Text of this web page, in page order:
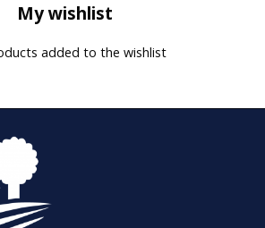
My wishlist
added to the wishlist